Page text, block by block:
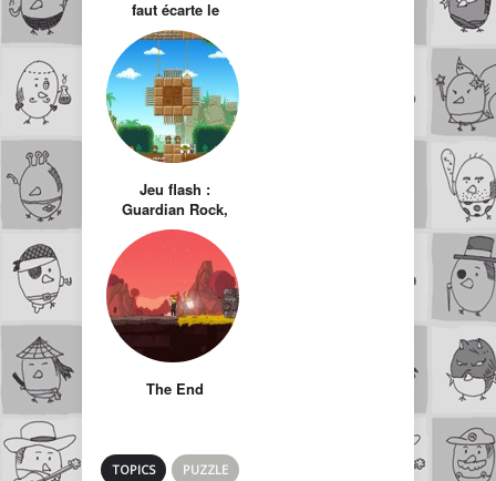
faut écarte le
bloc…et atteindre
la lumière
Jeu flash :
Guardian Rock,
écrasez le petit
Indiana Jones
The End
TOPICS PUZZLE